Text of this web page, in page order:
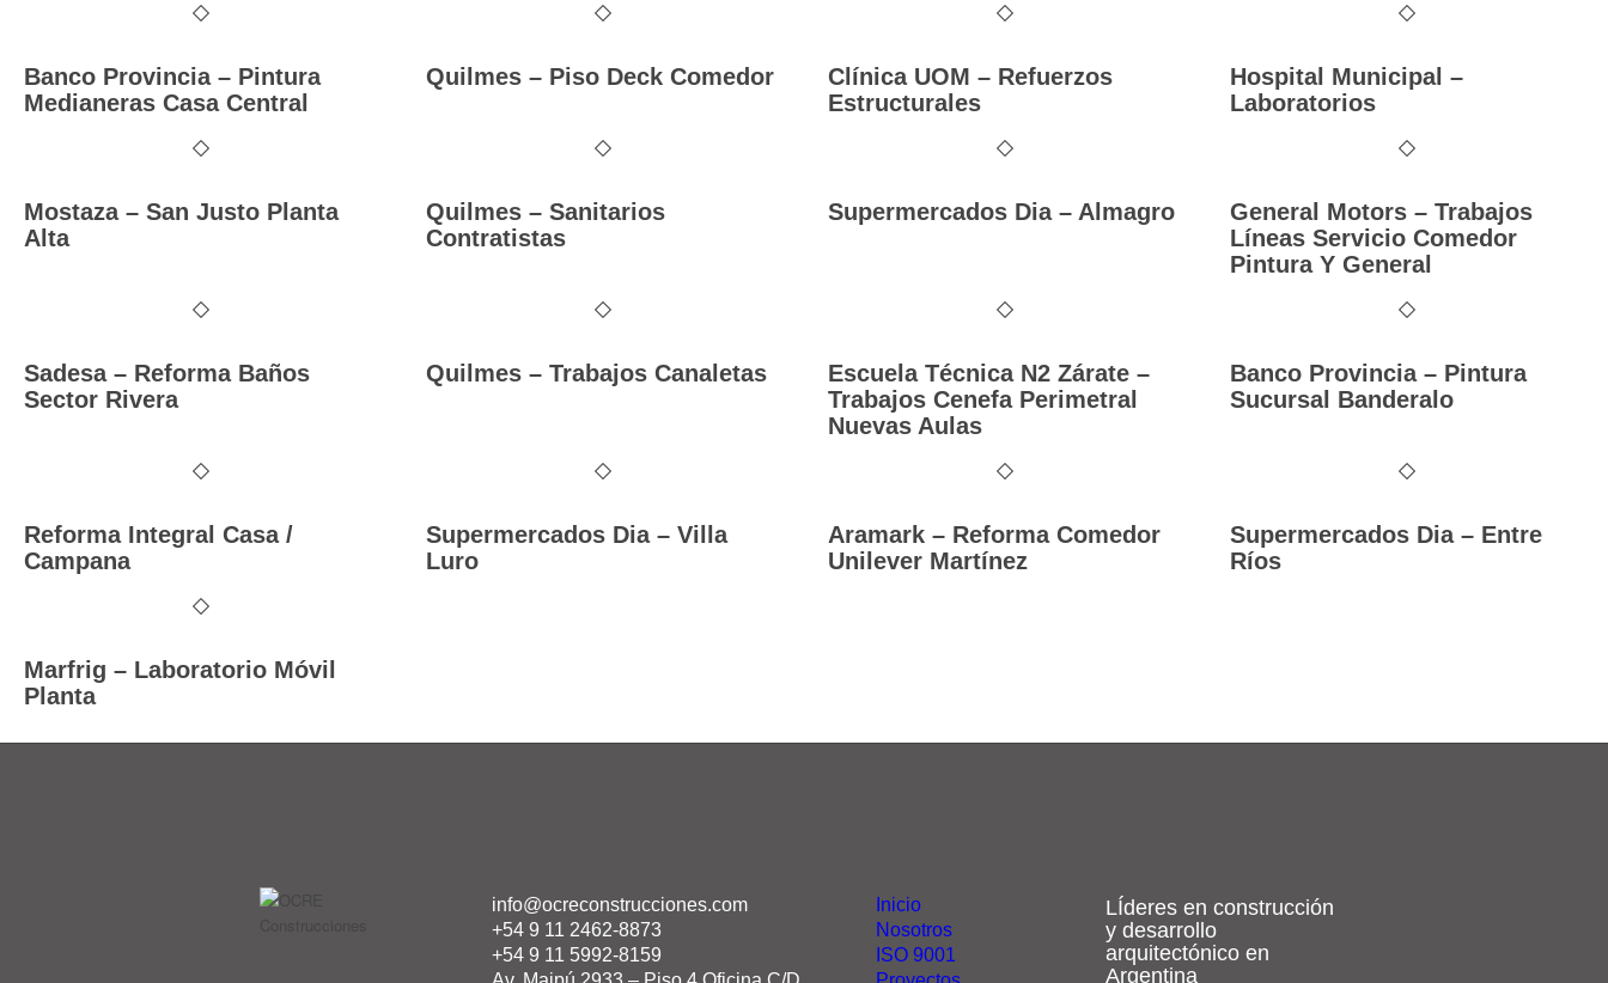
Banco Provincia – Pintura
Medianeras Casa Central
Quilmes – Piso Deck Comedor
Clínica UOM – Refuerzos
Estructurales
Hospital Municipal –
Laboratorios
Mostaza – San Justo Planta
Alta
Quilmes – Sanitarios
Contratistas
Supermercados Dia – Almagro
General Motors – Trabajos
Líneas Servicio Comedor
Pintura Y General
Sadesa – Reforma Baños
Sector Rivera
Quilmes – Trabajos Canaletas
Escuela Técnica N2 Zárate –
Trabajos Cenefa Perimetral
Nuevas Aulas
Banco Provincia – Pintura
Sucursal Banderalo
Reforma Integral Casa /
Campana
Supermercados Dia – Villa
Luro
Aramark – Reforma Comedor
Unilever Martínez
Supermercados Dia – Entre
Ríos
Marfrig – Laboratorio Móvil
Planta
info@ocreconstrucciones.com
+54 9 11 2462-8873
+54 9 11 5992-8159
Inicio
Nosotros
ISO 9001
LÍderes en construcción
y desarrollo
arquitectónico en
Argentina